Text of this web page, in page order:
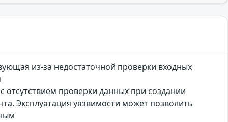
из-за недостаточной проверки входных
отсутствием проверки данных при создании
Эксплуатация уязвимости может позволить